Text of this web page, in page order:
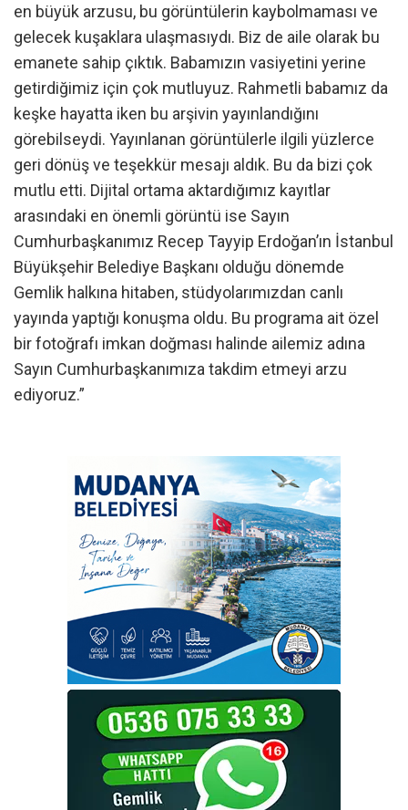
en büyük arzusu, bu görüntülerin kaybolmaması ve
gelecek kuşaklara ulaşmasıydı. Biz de aile olarak bu
emanete sahip çıktık. Babamızın vasiyetini yerine
getirdiğimiz için çok mutluyuz. Rahmetli babamız da
keşke hayatta iken bu arşivin yayınlandığını
görebilseydi. Yayınlanan görüntülerle ilgili yüzlerce
geri dönüş ve teşekkür mesajı aldık. Bu da bizi çok
mutlu etti. Dijital ortama aktardığımız kayıtlar
arasındaki en önemli görüntü ise Sayın
Cumhurbaşkanımız Recep Tayyip Erdoğan’ın İstanbul
Büyükşehir Belediye Başkanı olduğu dönemde
Gemlik halkına hitaben, stüdyolarımızdan canlı
yayında yaptığı konuşma oldu. Bu programa ait özel
bir fotoğrafı imkan doğması halinde ailemiz adına
Sayın Cumhurbaşkanımıza takdim etmeyi arzu
ediyoruz.”